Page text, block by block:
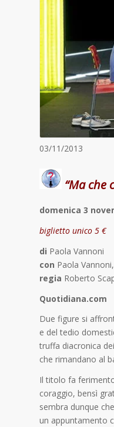
03/11/2013
“Ma che
domenica 3
biglietto unico 5 €
di Paola Vannoni
con Paola
regia Roberto
Quotidiana.com
Due figure si
e del tedio
truffa diacronica
che rimandano al
Il titolo fa
coraggio, bensì
sembra dunque
un appuntamento